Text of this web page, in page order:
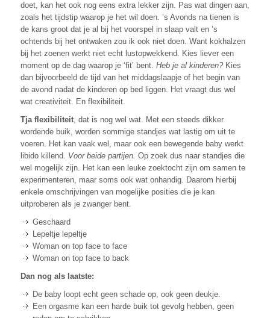
doet, kan het ook nog eens extra lekker zijn. Pas wat dingen aan,
zoals het tijdstip waarop je het wil doen. ’s Avonds na tienen is
de kans groot dat je al bij het voorspel in slaap valt en ’s
ochtends bij het ontwaken zou ik ook niet doen. Want kokhalzen
bij het zoenen werkt niet echt lustopwekkend. Kies liever een
moment op de dag waarop je ‘fit’ bent. Heb je al kinderen? Kies
dan bijvoorbeeld de tijd van het middagslaapje of het begin van
de avond nadat de kinderen op bed liggen. Het vraagt dus wel
wat creativiteit. En flexibiliteit.
Tja flexibiliteit, dat is nog wel wat. Met een steeds dikker
wordende buik, worden sommige standjes wat lastig om uit te
voeren. Het kan vaak wel, maar ook een bewegende baby werkt
libido killend. Voor beide partijen. Op zoek dus naar standjes die
wel mogelijk zijn. Het kan een leuke zoektocht zijn om samen te
experimenteren, maar soms ook wat onhandig. Daarom hierbij
enkele omschrijvingen van mogelijke posities die je kan
uitproberen als je zwanger bent.
Geschaard
Lepeltje lepeltje
Woman on top face to face
Woman on top face to back
Dan nog als laatste:
De baby loopt echt geen schade op, ook geen deukje.
Een orgasme kan een harde buik tot gevolg hebben, geen